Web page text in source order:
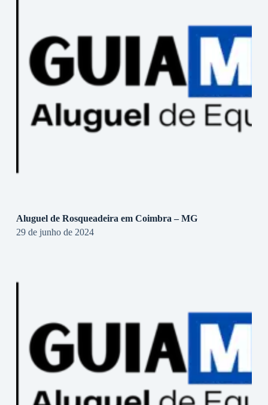
Aluguel de Rosqueadeira em Coimbra – MG
29 de junho de 2024